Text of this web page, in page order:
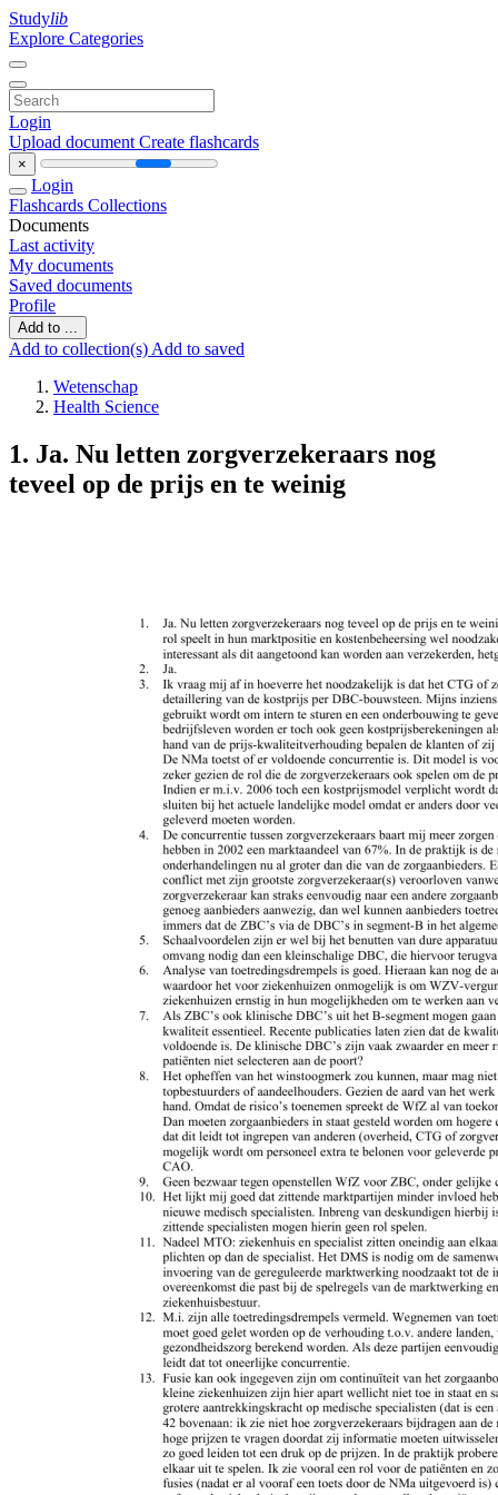
Studylib
Explore Categories
Login
Upload document Create flashcards
×
Login
Flashcards Collections
Documents
Last activity
My documents
Saved documents
Profile
Add to ...
Add to collection(s) Add to saved
Wetenschap
Health Science
1. Ja. Nu letten zorgverzekeraars nog
teveel op de prijs en te weinig